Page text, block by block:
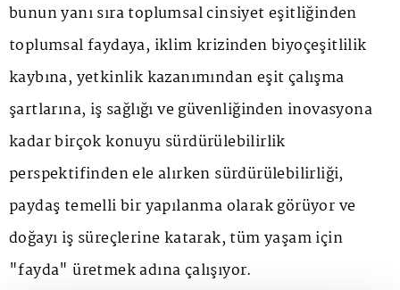
bunun yanı sıra toplumsal cinsiyet eşitliğinden
toplumsal faydaya, iklim krizinden biyoçeşitlilik
kaybına, yetkinlik kazanımından eşit çalışma
şartlarına, iş sağlığı ve güvenliğinden inovasyona
kadar birçok konuyu sürdürülebilirlik
perspektifinden ele alırken sürdürülebilirliği,
paydaş temelli bir yapılanma olarak görüyor ve
doğayı iş süreçlerine katarak, tüm yaşam için
"fayda" üretmek adına çalışıyor.